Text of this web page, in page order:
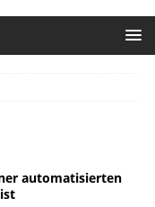
automatisierten